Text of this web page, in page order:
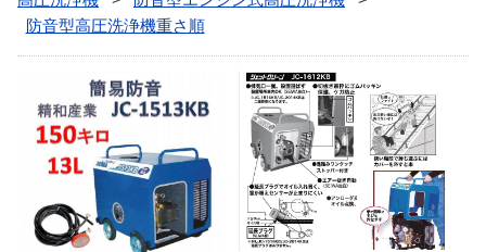
防音型高圧洗浄機重さ順